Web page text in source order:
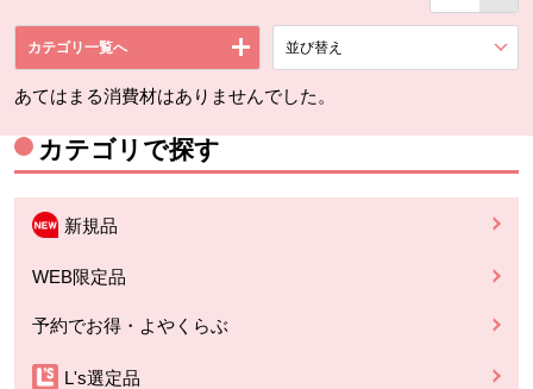
カテゴリ一覧へ 並び替え
あてはまる消費材はありませんでした。
カテゴリで探す
新規品
WEB限定品
予約でお得・よやくらぶ
L's選定品